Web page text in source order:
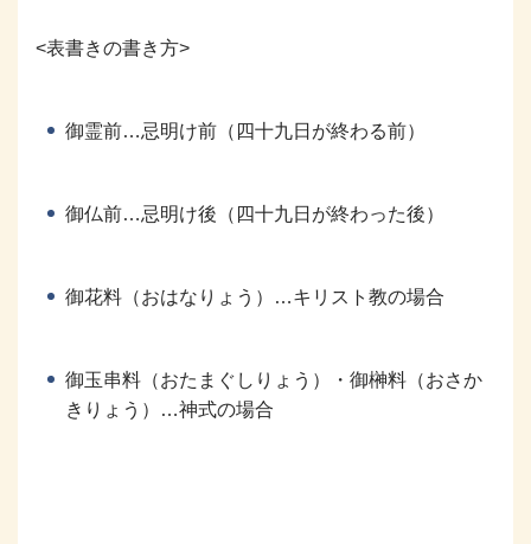
<表書きの書き方>
御霊前…忌明け前（四十九日が終わる前）
御仏前…忌明け後（四十九日が終わった後）
御花料（おはなりょう）…キリスト教の場合
御玉串料（おたまぐしりょう）・御榊料（おさか
きりょう）…神式の場合